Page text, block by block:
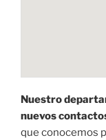
Nuestro
nuevos
que conocemos